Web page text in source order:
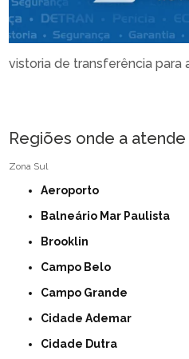
vistoria de transferência para
Regiões onde a atende
Zona Sul
Aeroporto
Balneário Mar Paulista
Brooklin
Campo Belo
Campo Grande
Cidade Ademar
Cidade Dutra